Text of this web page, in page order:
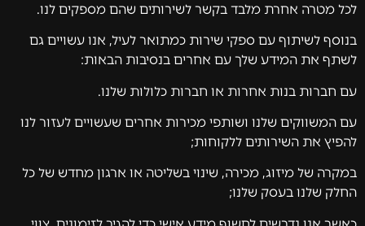
לכל מטרה אחרת מלבד בקשר לשירותים שהם מספקים לנו.
בנוסף לשיתוף עם ספקי שירות כמתואר לעיל, אנו עשויים גם
לשתף את המידע שלך עם אחרים בנסיבות הבאות:
עם חברות בנות אחרות או חברות כלולות שלנו.
עם המשווקים שלנו ושותפי מכירות אחרים שעשויים לעזור לנו
להפיץ את השירותים ללקוחות;
במקרה של מיזוג, מכירה, שינוי בשליטה או ארגון מחדש של כל
החלק שלנו בעסק שלנו;